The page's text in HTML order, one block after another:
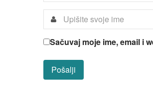
Sačuvaj moje ime, email i